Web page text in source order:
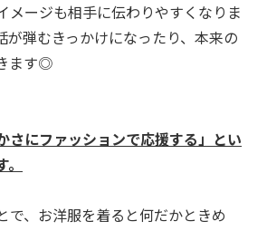
メージも相手に伝わりやすくなりま
が弾むきっかけになったり、本来の
ます◎
さにファッションで応援する」 とい
で、お洋服を着ると何だかときめ